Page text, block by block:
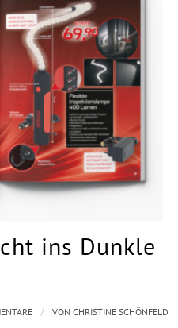
ins Dunkle
/ VONCHRISTINE SCHÖNFELD